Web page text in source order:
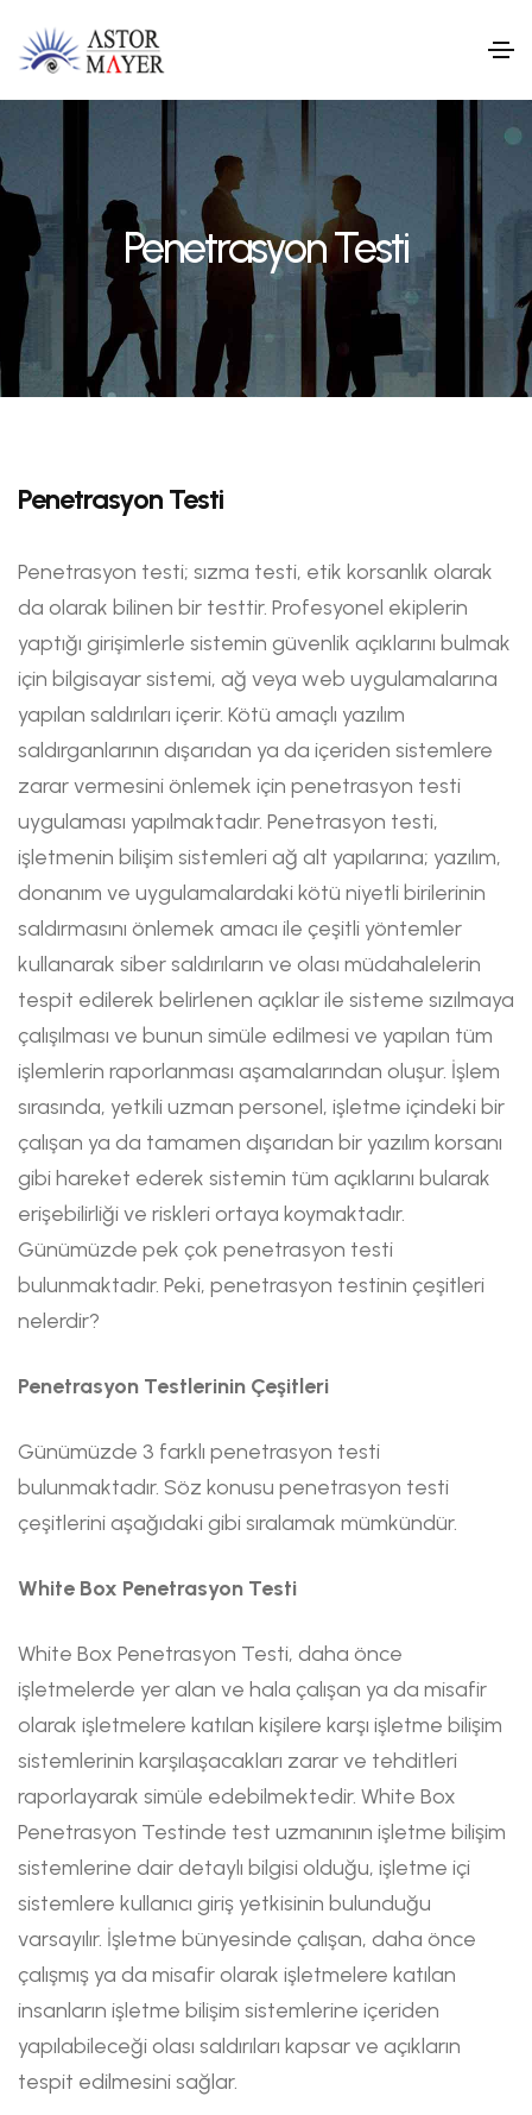
Penetrasyon Testi
Penetrasyon Testi
Penetrasyon testi; sızma testi, etik korsanlık olarak
da olarak bilinen bir testtir. Profesyonel ekiplerin
yaptığı girişimlerle sistemin güvenlik açıklarını bulmak
için bilgisayar sistemi, ağ veya web uygulamalarına
yapılan saldırıları içerir. Kötü amaçlı yazılım
saldırganlarının dışarıdan ya da içeriden sistemlere
zarar vermesini önlemek için penetrasyon testi
uygulaması yapılmaktadır. Penetrasyon testi,
işletmenin bilişim sistemleri ağ alt yapılarına; yazılım,
donanım ve uygulamalardaki kötü niyetli birilerinin
saldırmasını önlemek amacı ile çeşitli yöntemler
kullanarak siber saldırıların ve olası müdahalelerin
tespit edilerek belirlenen açıklar ile sisteme sızılmaya
çalışılması ve bunun simüle edilmesi ve yapılan tüm
işlemlerin raporlanması aşamalarından oluşur. İşlem
sırasında, yetkili uzman personel, işletme içindeki bir
çalışan ya da tamamen dışarıdan bir yazılım korsanı
gibi hareket ederek sistemin tüm açıklarını bularak
erişebilirliği ve riskleri ortaya koymaktadır.
Günümüzde pek çok penetrasyon testi
bulunmaktadır. Peki, penetrasyon testinin çeşitleri
nelerdir?
Penetrasyon Testlerinin Çeşitleri
Günümüzde 3 farklı penetrasyon testi
bulunmaktadır. Söz konusu penetrasyon testi
çeşitlerini aşağıdaki gibi sıralamak mümkündür.
White Box Penetrasyon Testi
White Box Penetrasyon Testi, daha önce
işletmelerde yer alan ve hala çalışan ya da misafir
olarak işletmelere katılan kişilere karşı işletme bilişim
sistemlerinin karşılaşacakları zarar ve tehditleri
raporlayarak simüle edebilmektedir. White Box
Penetrasyon Testinde test uzmanının işletme bilişim
sistemlerine dair detaylı bilgisi olduğu, işletme içi
sistemlere kullanıcı giriş yetkisinin bulunduğu
varsayılır. İşletme bünyesinde çalışan, daha önce
çalışmış ya da misafir olarak işletmelere katılan
insanların işletme bilişim sistemlerine içeriden
yapılabileceği olası saldırıları kapsar ve açıkların
tespit edilmesini sağlar.